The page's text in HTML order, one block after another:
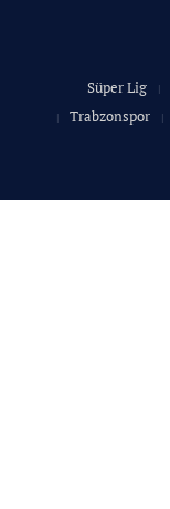
Süper Lig
Trabzonspor